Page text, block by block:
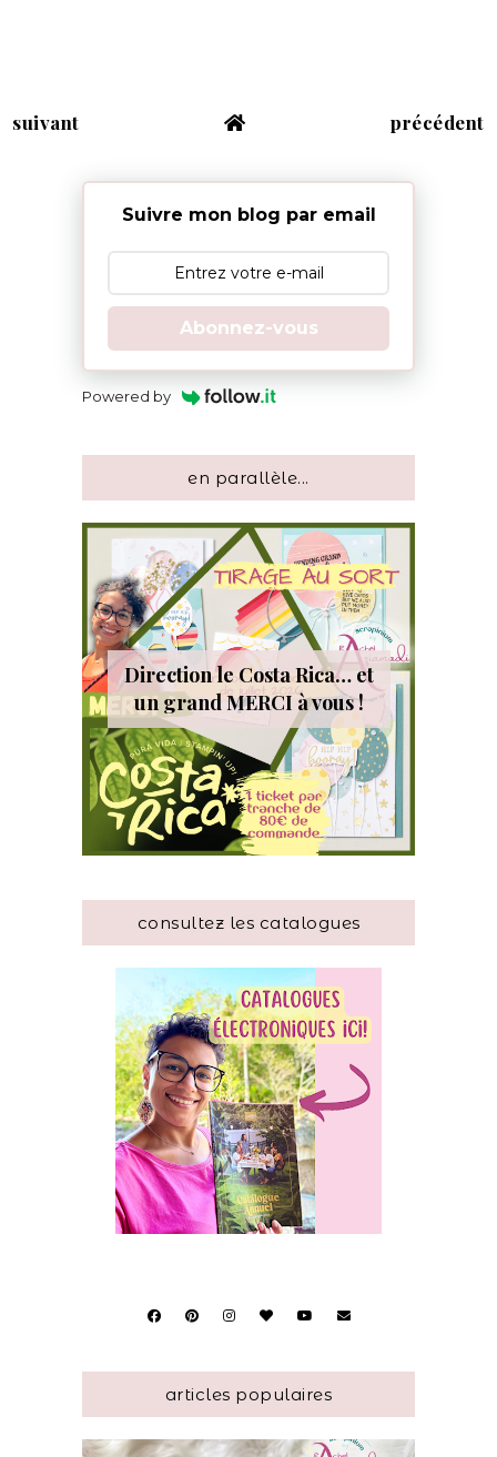
suivant précédent
Suivre mon blog par email
Abonnez-vous
Powered by
en parallèle...
Direction le Costa Rica… et
un grand MERCI à vous !
consultez les catalogues
articles populaires